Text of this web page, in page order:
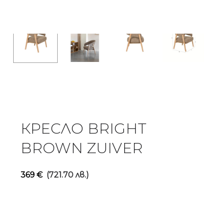
КРЕСЛО BRIGHT
BROWN ZUIVER
369 € (721.70 лв.)